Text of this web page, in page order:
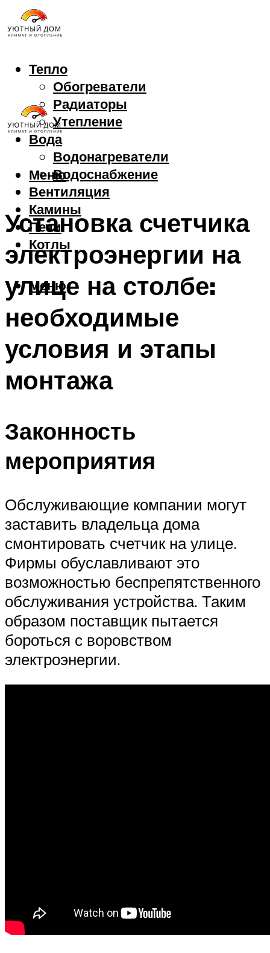
Тепло
Обогреватели
Радиаторы
Утепление
Вода
Водонагреватели
Водоснабжение
Вентиляция
Камины
Печи
Котлы
Меню
Меню
Установка счетчика
электроэнергии на
улице на столбе:
необходимые
условия и этапы
монтажа
Законность
мероприятия
Обслуживающие компании могут
заставить владельца дома
смонтировать счетчик на улице.
Фирмы обуславливают это
возможностью беспрепятственного
обслуживания устройства. Таким
образом поставщик пытается
бороться с воровством
электроэнергии.